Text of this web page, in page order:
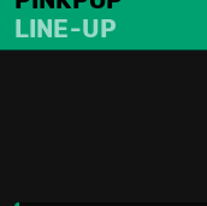
LINE-UP